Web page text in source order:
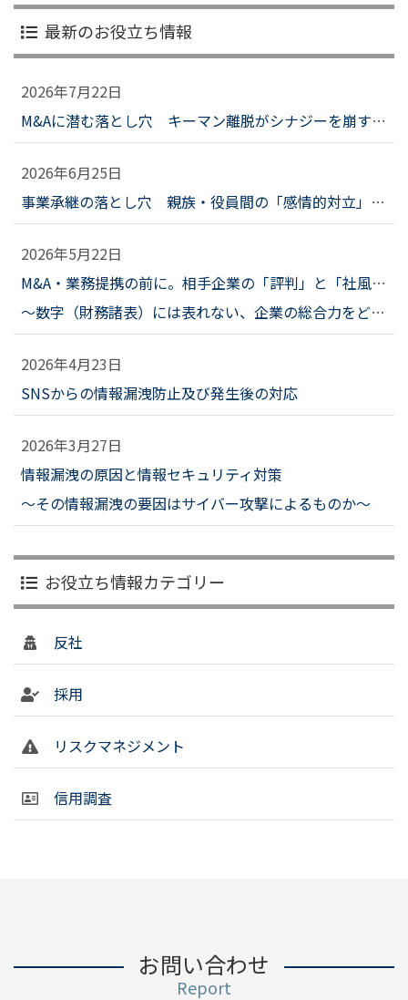
最新のお役立ち情報
2026年7月22日
M&Aに潜む落とし穴 キーマン離脱がシナジーを崩すとき、企業はどう備えるべきか？
2026年6月25日
事業承継の落とし穴 親族・役員間の「感情的対立」を未然に防ぐための調査と対話
2026年5月22日
M&A・業務提携の前に。相手企業の「評判」と「社風」を調査する意義
～数字（財務諸表）には表れない、企業の総合力をどう探るか～
2026年4月23日
SNSからの情報漏洩防止及び発生後の対応
2026年3月27日
情報漏洩の原因と情報セキュリティ対策
～その情報漏洩の要因はサイバー攻撃によるものか～
お役立ち情報カテゴリー
反社
採用
リスクマネジメント
信用調査
お問い合わせ
Report